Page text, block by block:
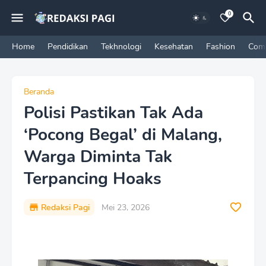
0
Home Pendidikan Tekhnologi Kesehatan Fashion
Beranda
Polisi Pastikan Tak Ada
‘Pocong Begal’ di Malang,
Warga Diminta Tak
Terpancing Hoaks
Redaksi Pagi
Mei 23, 2026